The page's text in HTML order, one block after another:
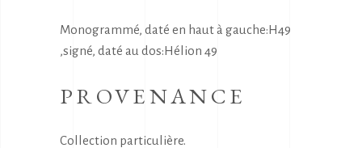
Monogrammé, daté en haut à gauche:H49
,signé, daté au dos:Hélion 49
PROVENANCE
Collection particulière.